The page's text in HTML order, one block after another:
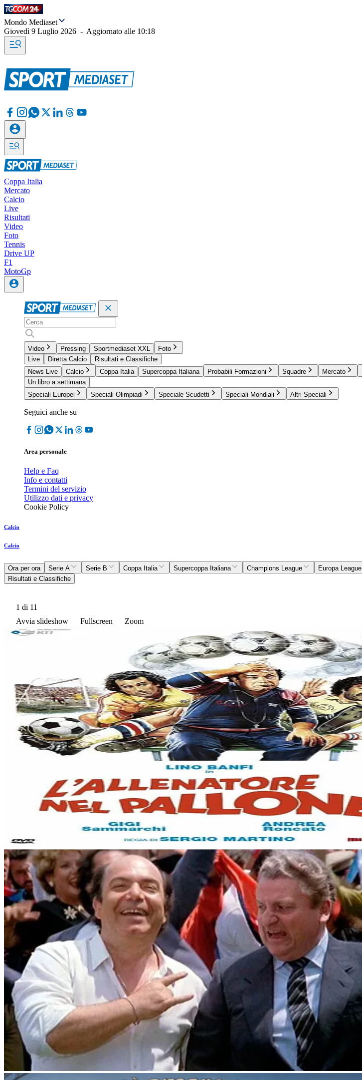
Mondo Mediaset
Giovedì 9 Luglio 2026 - Aggiornato alle 10:18
Coppa Italia
Mercato
Calcio
Live
Risultati
Video
Foto
Tennis
Drive UP
F1
MotoGp
Video Pressing Sportmediaset XXL
Foto
Live
Diretta Calcio
Risultati e Classifiche
News Live
Calcio Coppa Italia Supercoppa Italiana Probabili Formazioni Squadre Mercato
Un libro a settimana
Speciali Europei
Speciali Olimpiadi Speciale Scudetti Speciali Mondiali Altri Speciali
Seguici anche su
Area personale
Help e Faq
Info e contatti
Termini del servizio
Utilizzo dati e privacy
Cookie Policy
Calcio
Calcio
Ora per ora Serie A Serie B Coppa Italia Supercoppa Italiana Champions League Europa League
Risultati e Classifiche
1 di 11
Avvia slideshow
Fullscreen Zoom